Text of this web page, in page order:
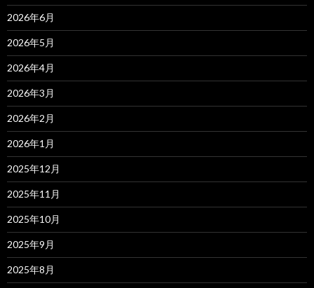
2026年6月
2026年5月
2026年4月
2026年3月
2026年2月
2026年1月
2025年12月
2025年11月
2025年10月
2025年9月
2025年8月